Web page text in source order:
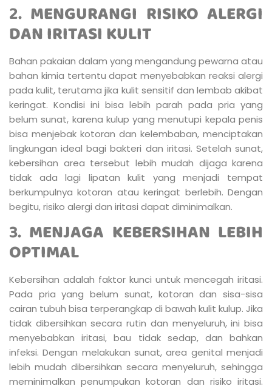
2. MENGURANGI RISIKO ALERGI
DAN IRITASI KULIT
Bahan pakaian dalam yang mengandung pewarna atau
bahan kimia tertentu dapat menyebabkan reaksi alergi
pada kulit, terutama jika kulit sensitif dan lembab akibat
keringat. Kondisi ini bisa lebih parah pada pria yang
belum sunat, karena kulup yang menutupi kepala penis
bisa menjebak kotoran dan kelembaban, menciptakan
lingkungan ideal bagi bakteri dan iritasi. Setelah sunat,
kebersihan area tersebut lebih mudah dijaga karena
tidak ada lagi lipatan kulit yang menjadi tempat
berkumpulnya kotoran atau keringat berlebih. Dengan
begitu, risiko alergi dan iritasi dapat diminimalkan.
3. MENJAGA KEBERSIHAN LEBIH
OPTIMAL
Kebersihan adalah faktor kunci untuk mencegah iritasi.
Pada pria yang belum sunat, kotoran dan sisa-sisa
cairan tubuh bisa terperangkap di bawah kulit kulup. Jika
tidak dibersihkan secara rutin dan menyeluruh, ini bisa
menyebabkan iritasi, bau tidak sedap, dan bahkan
infeksi. Dengan melakukan sunat, area genital menjadi
lebih mudah dibersihkan secara menyeluruh, sehingga
meminimalkan penumpukan kotoran dan risiko iritasi.